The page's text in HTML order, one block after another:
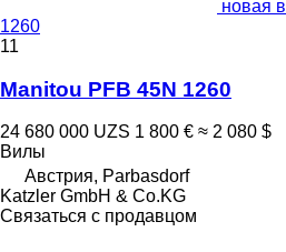
новая
1260
11
Manitou PFB 45N 1260
24 680 000 UZS 1 800 € ≈ 2 080 $
Вилы
Австрия, Parbasdorf
Katzler GmbH & Co.KG
Связаться с продавцом